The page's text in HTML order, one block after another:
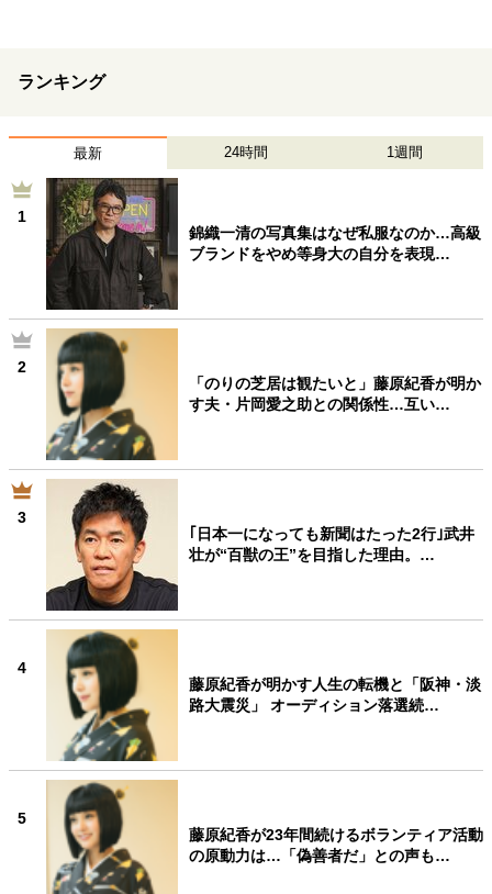
重圧との向き合い方
ライフスタイル・生き方
40代からの景色 50代のリアル
美しさの哲学
パートナーとの歩み方
親になるということ
病が教えてくれたこと
熱狂できるもの
私を彩るエッセンス
70代のグランドデザイン
社会・カルチャー・マネー
地域とつながる/お金との付き合い方
ランキング
最新 24時間 1週間
1
錦織一清の写真集はなぜ私服なのか…高級
ブランドをやめ等身大の自分を表現…
2
「のりの芝居は観たいと」藤原紀香が明か
す夫・片岡愛之助との関係性…互い…
3
｢日本一になっても新聞はたった2行｣武井
壮が“百獣の王”を目指した理由。…
4
藤原紀香が明かす人生の転機と「阪神・淡
路大震災」 オーディション落選続…
5
藤原紀香が23年間続けるボランティア活動
の原動力は…「偽善者だ」との声も…